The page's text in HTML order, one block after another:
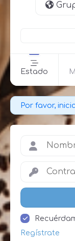
Estado
Por favor,
Regístrate